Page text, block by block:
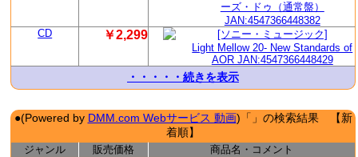
ーズ・ドゥ（通常盤）
JAN:4547366448382
CD
￥2,299
[ソニー・ミュージック]
Light Mellow 20- New Standards of
AOR JAN:4547366448429
・・・・・続きを表示
●(Powered by DMM.com Webサービス 動画)「」の検索結果 【新
着順】
ジャンル 販売価格 商品名・コメント